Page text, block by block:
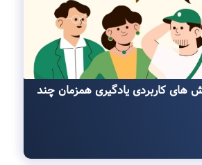
‌های کاربردی یادگیری همزمان چند